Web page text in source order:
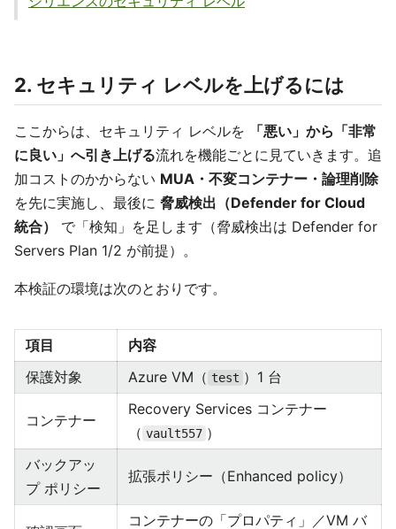
2. セキュリティ レベルを上げるには
ここからは、セキュリティ レベルを
「悪い」から「非常
に良い」へ引き上げる流れを機能ごとに見ていきます。追
加コストのかからない MUA・不変コンテナー・論理削除
を先に実施し、最後に 脅威検出（Defender for Cloud
統合）
で「検知」を足します（脅威検出は Defender for
Servers Plan 1/2 が前提）。
本検証の環境は次のとおりです。
項目
内容
保護対象
Azure VM（ test ）1 台
コンテナー
Recovery Services コンテナー
（ vault557 ）
バックアッ
プ ポリシー
拡張ポリシー（Enhanced policy）
コンテナーの「プロパティ」／VM バ